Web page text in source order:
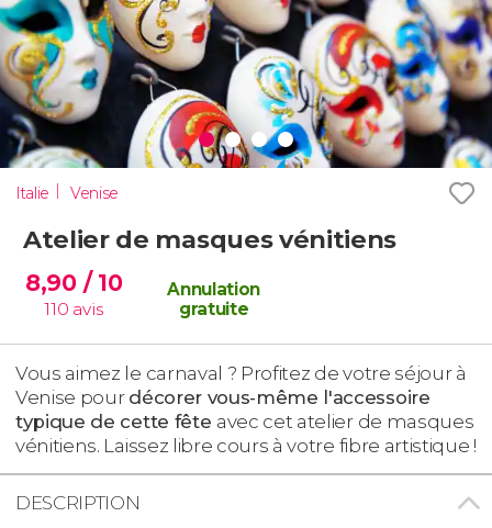
Italie Venise
Atelier de masques vénitiens
8,90 / 10
110 avis
Annulation
gratuite
Vous aimez le carnaval ? Profitez de votre séjour à
Venise pour décorer vous-même l'accessoire
typique de cette fête avec cet atelier de masques
vénitiens. Laissez libre cours à votre fibre artistique !
DESCRIPTION